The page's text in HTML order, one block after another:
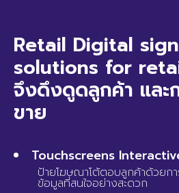
Retail Digital
solutions for
จึงดึงดูดลูกค้า และ
ขาย
Touchscreens
ป้ายโฆษณาโต้ตอบลูกค้าด้วยก
ข้อมูลที่สนใจอย่างสะดวก